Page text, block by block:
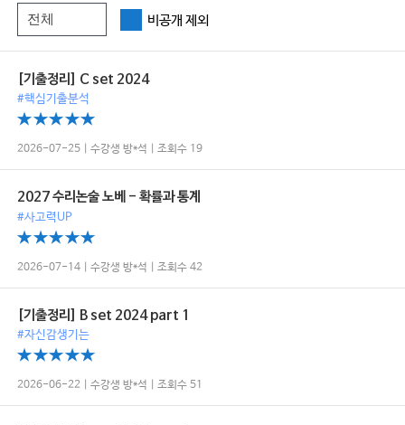
비공개 제외
[기출정리] C set 2024
#핵심기출분석
2026-07-25 | 수강생 방*석 | 조회수 19
2027 수리논술 노베 - 확률과 통계
#사고력UP
2026-07-14 | 수강생 방*석 | 조회수 42
[기출정리] B set 2024 part 1
#자신감생기는
2026-06-22 | 수강생 방*석 | 조회수 51